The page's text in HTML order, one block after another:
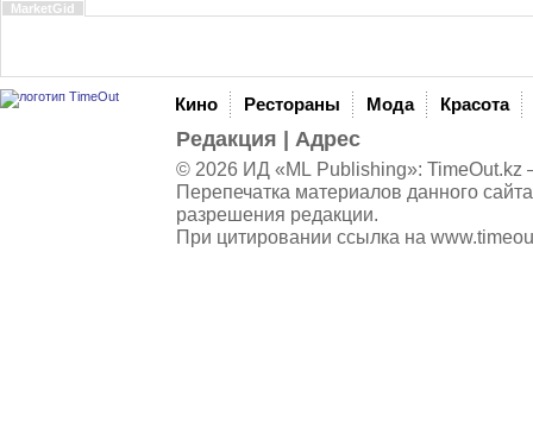
MarketGid
Кино Рестораны Мода Красота
Редакция Адрес
© 2026 ИД «ML Publishing»: TimeOut.kz
Перепечатка материалов данного
разрешения редакции.
При цитировании ссылка на